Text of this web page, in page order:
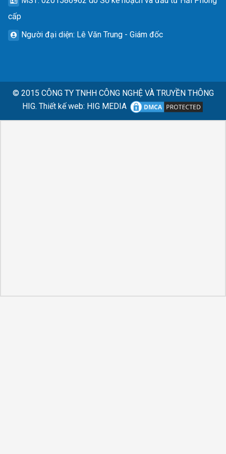
cấp
Người đại diện: Lê Văn Trung - Giám đốc
© 2015 CÔNG TY TNHH CÔNG NGHỆ VÀ TRUYỀN THÔNG
HIG. Thiết kế web: HIG MEDIA